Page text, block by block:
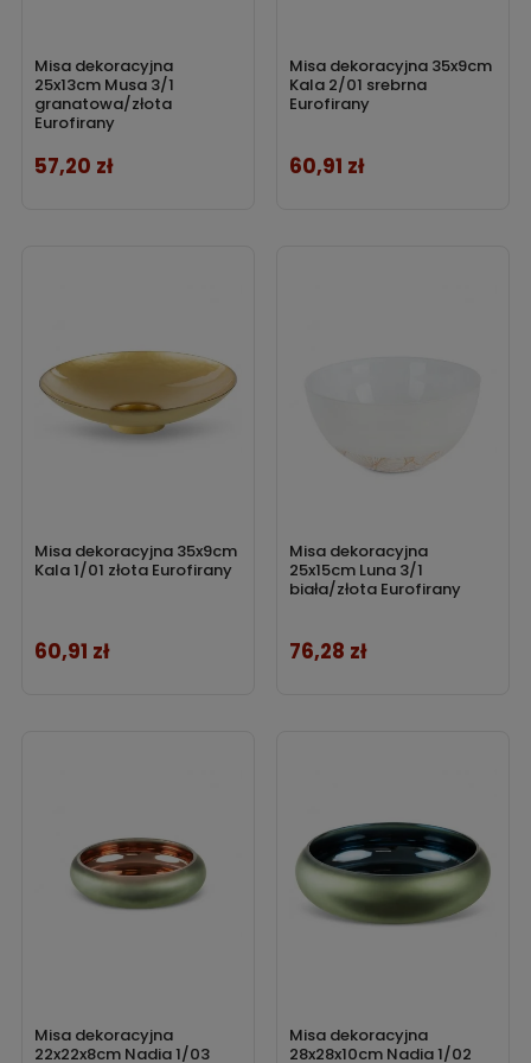
Misa dekoracyjna
25x13cm Musa 3/1
granatowa/złota
Eurofirany
Cena
57,20 zł
Misa dekoracyjna 35x9cm
Kala 2/01 srebrna
Eurofirany
Cena
60,91 zł
Misa dekoracyjna 35x9cm
Kala 1/01 złota Eurofirany
Cena
60,91 zł
Misa dekoracyjna
25x15cm Luna 3/1
biała/złota Eurofirany
Cena
76,28 zł
Misa dekoracyjna
22x22x8cm Nadia 1/03
Misa dekoracyjna
28x28x10cm Nadia 1/02